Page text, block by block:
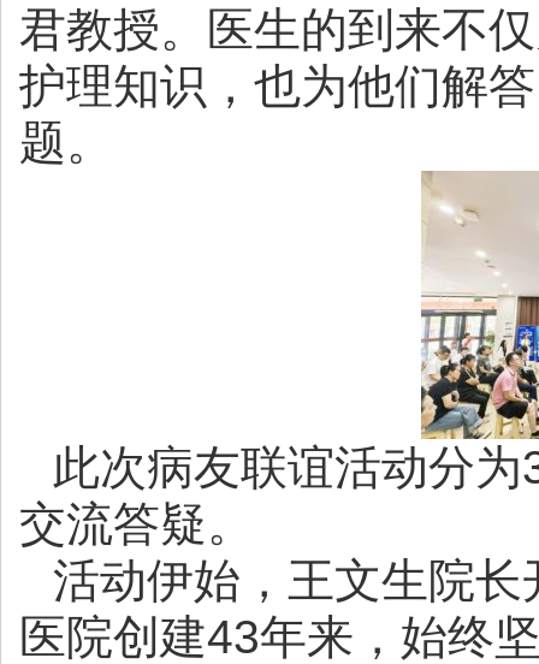
君教授。医生的到来不
护理知识，也为他们解
题。
此次病友联谊活动分
交流答疑。
活动伊始，王文生院
医院创建43年来，始终